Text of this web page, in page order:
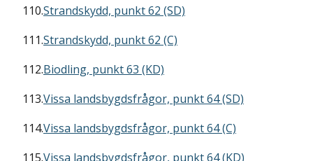
110.Strandskydd, punkt 62 (SD)
111.Strandskydd, punkt 62 (C)
112.Biodling, punkt 63 (KD)
113.Vissa landsbygdsfrågor, punkt 64 (SD)
114.Vissa landsbygdsfrågor, punkt 64 (C)
115.Vissa landsbygdsfrågor, punkt 64 (KD)